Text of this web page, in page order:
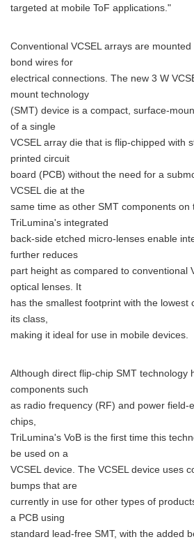
targeted at mobile ToF applications."
Conventional VCSEL arrays are
bond wires for
electrical connections. The new 3 W
mount technology
(SMT) device is a compact, surface-
of a single
VCSEL array die that is flip-chipped with
printed circuit
board (PCB) without the need for a
VCSEL die at the
same time as other SMT components on
TriLumina's integrated
back-side etched micro-lenses enable
further reduces
part height as compared to conventional
optical lenses. It
has the smallest footprint with the lowest
its class,
making it ideal for use in mobile devices.
Although direct flip-chip SMT technology
components such
as radio frequency (RF) and power field-
chips,
TriLumina's VoB is the first time this
be used on a
VCSEL device. The VCSEL device uses
bumps that are
currently in use for other types of
a PCB using
standard lead-free SMT, with the added